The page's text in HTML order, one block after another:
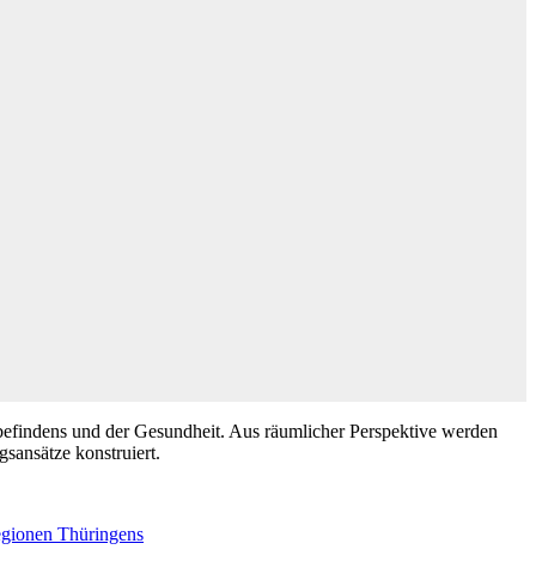
und der Gesundheit. Aus räumlicher Perspektive werden
konstruiert.
Thüringens